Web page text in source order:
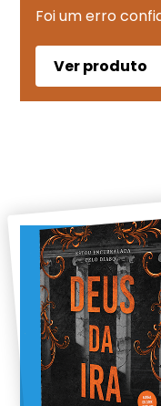
Foi um erro
Ver produto